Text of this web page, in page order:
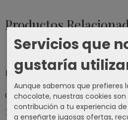
Productos
Calzado Flamenco Modelo EX033
140,50 €
Calzado Flamenco
140,50 €
Servicios que
gustaría
Aunque sabemos que prefieres
chocolate, nuestras cookies
contribución a tu experiencia
a enseñarte jugosas ofertas,